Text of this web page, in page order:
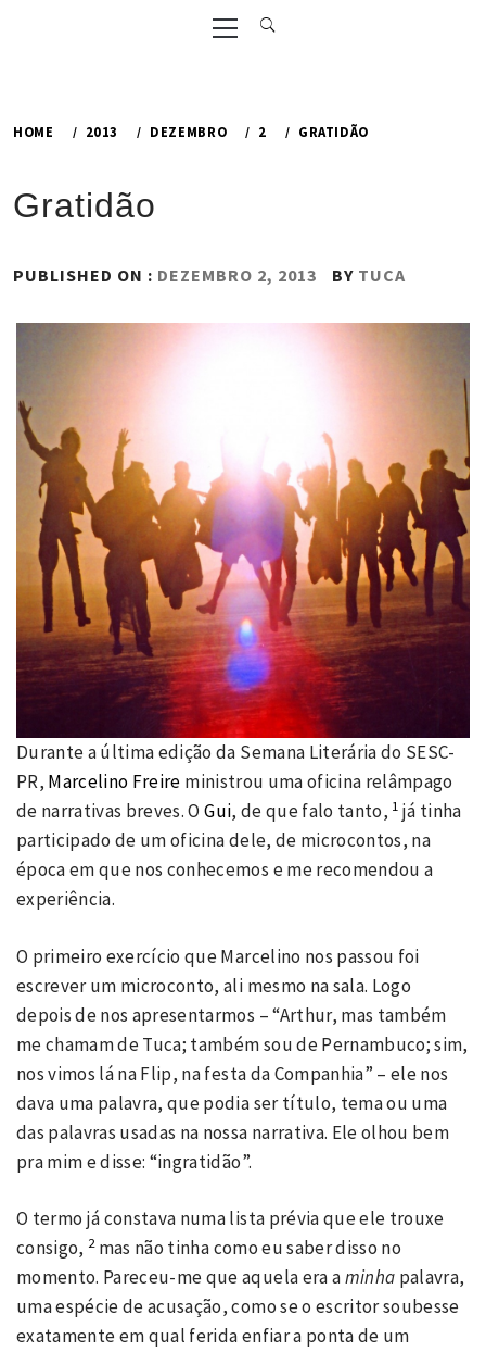
Primary
Menu
HOME 2013 DEZEMBRO 2 GRATIDÃO
Gratidão
PUBLISHED ON : DEZEMBRO 2, 2013 BY TUCA
Durante a última edição da Semana Literária do SESC-
PR, Marcelino Freire ministrou uma oficina relâmpago
de narrativas breves. OGui, de que falo tanto, 1 já tinha
participado de um oficina dele, de microcontos, na
época em que nos conhecemos e me recomendou a
experiência.
O primeiro exercício que Marcelino nos passou foi
escrever um microconto, ali mesmo na sala. Logo
depois de nos apresentarmos – “Arthur, mas também
me chamam de Tuca; também sou de Pernambuco; sim,
nos vimos lá na Flip, na festa da Companhia” – ele nos
dava uma palavra, que podia ser título, tema ou uma
das palavras usadas na nossa narrativa. Ele olhou bem
pra mim e disse: “ingratidão”.
O termo já constava numa lista prévia que ele trouxe
consigo, 2mas não tinha como eu saber disso no
momento. Pareceu-me que aquela era aminha palavra,
uma espécie de acusação, como se o escritor soubesse
exatamente em qual ferida enfiar a ponta de um